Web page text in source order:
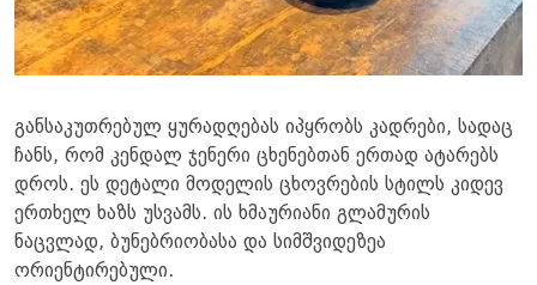
განსაკუთრებულ ყურადღებას იპყრობს კადრები, სადაც
ჩანს, რომ კენდალ ჯენერი ცხენებთან ერთად ატარებს
დროს. ეს დეტალი მოდელის ცხოვრების სტილს კიდევ
ერთხელ ხაზს უსვამს. ის ხმაურიანი გლამურის
ნაცვლად, ბუნებრიობასა და სიმშვიდეზეა
ორიენტირებული.